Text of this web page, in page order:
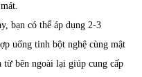
bạn có thể áp dụng 2-3
uống tinh bột nghệ cùng mật
bên ngoài lại giúp cung cấp